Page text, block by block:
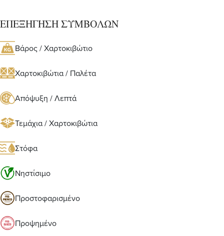
ΕΠΕΞΗΓΗΣΗ ΣΥΜΒΟΛΩΝ
Βάρος / Χαρτοκιβώτιο
Χαρτοκιβώτια / Παλέτα
Απόψυξη / Λεπτά
Τεμάχια / Χαρτοκιβώτια
Στόφα
Νηστίσιμο
Προστοφαρισμένο
Προψημένο